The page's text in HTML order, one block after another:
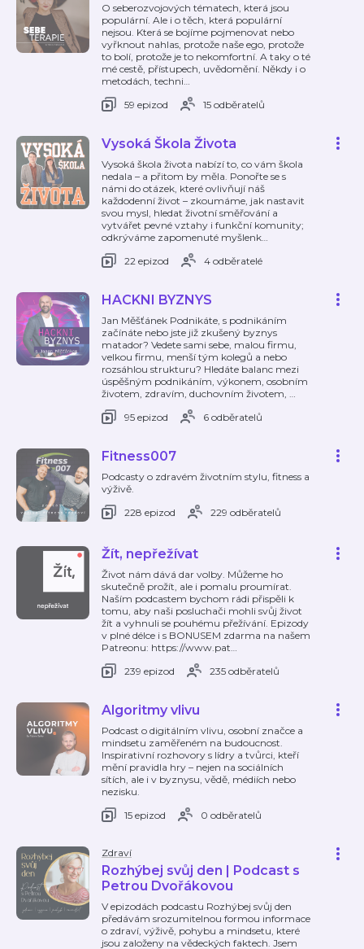
O seberozvojových tématech, která jsou
populární. Ale i o těch, která populární
nejsou. Která se bojíme pojmenovat nebo
vyřknout nahlas, protože naše ego, protože
to bolí, protože je to nekomfortní. A taky o té
mé cestě, přístupech, uvědomění. Někdy i o
metodách, techni…
59 epizod
15 odběratelů
Vysoká Škola Života
Vysoká škola života nabízí to, co vám škola
nedala – a přitom by měla. Ponořte se s
námi do otázek, které ovlivňují náš
každodenní život – zkoumáme, jak nastavit
svou mysl, hledat životní směřování a
vytvářet pevné vztahy i funkční komunity;
odkrýváme zapomenuté myšlenk…
22 epizod
4 odběratelé
HACKNI BYZNYS
Jan Měšťánek Podnikáte, s podnikáním
začínáte nebo jste již zkušený byznys
matador? Vedete sami sebe, malou firmu,
velkou firmu, menší tým kolegů a nebo
rozsáhlou strukturu? Hledáte balanc mezi
úspěšným podnikáním, výkonem, osobním
životem, zdravím, duchovním životem, …
95 epizod
6 odběratelů
Fitness007
Podcasty o zdravém životním stylu, fitness a
výživě.
228 epizod
229 odběratelů
Žít, nepřežívat
Život nám dává dar volby. Můžeme ho
skutečně prožít, ale i pomalu proumírat.
Naším podcastem bychom rádi přispěli k
tomu, aby naši posluchači mohli svůj život
žít a vyhnuli se pouhému přežívání. Epizody
v plné délce i s BONUSEM zdarma na našem
Patreonu: https://www.pat…
239 epizod
235 odběratelů
Algoritmy vlivu
Podcast o digitálním vlivu, osobní značce a
mindsetu zaměřeném na budoucnost.
Inspirativní rozhovory s lídry a tvůrci, kteří
mění pravidla hry – nejen na sociálních
sítích, ale i v byznysu, vědě, médiích nebo
nezisku.
15 epizod
0 odběratelů
Zdraví
Rozhýbej svůj den | Podcast s
Petrou Dvořákovou
V epizodách podcastu Rozhýbej svůj den
předávám srozumitelnou formou informace
o zdraví, výživě, pohybu a mindsetu, které
jsou založeny na vědeckých faktech. Jsem